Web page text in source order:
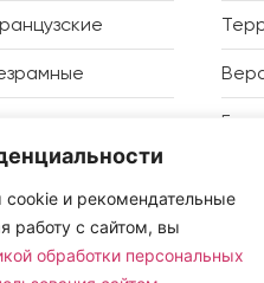
и рекомендательные
работу с сайтом, вы
обработки персональных